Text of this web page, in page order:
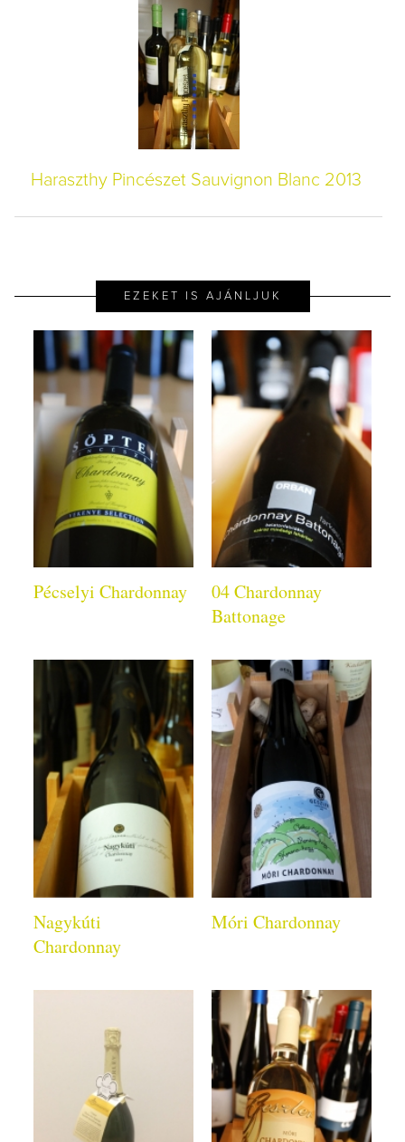
Haraszthy Pincészet Sauvignon Blanc 2013
EZEKET IS AJÁNLJUK
Pécselyi Chardonnay
04 Chardonnay
Battonage
Nagykúti
Chardonnay
Móri Chardonnay